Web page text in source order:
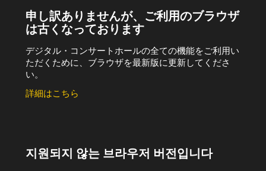
申し訳ありませんが、ご利用のブラウザ
は古くなっております
デジタル・コンサートホールの全ての機能をご利用い
ただくために、ブラウザを最新版に更新してくださ
い。
詳細はこちら
지원되지 않는 브라우저 버전입니다